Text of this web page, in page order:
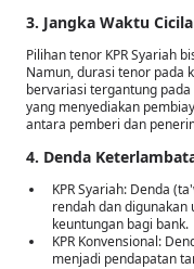
3. Jangka Waktu
Pilihan tenor KPR Syariah
Namun, durasi tenor pada
bervariasi tergantung
yang menyediakan
antara pemberi dan
4. Denda
KPR Syariah: Denda
rendah dan digunakan
keuntungan bagi bank.
KPR Konvensional:
menjadi pendapatan